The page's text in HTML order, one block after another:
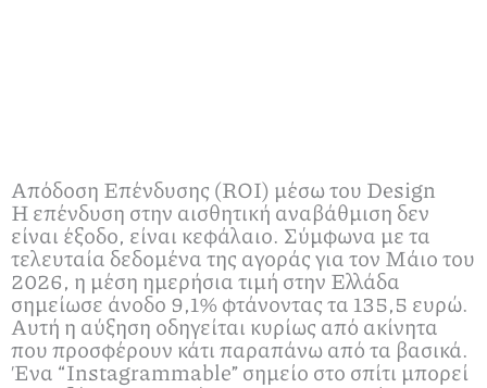
Απόδοση Επένδυσης (ROI) μέσω του Design
Η επένδυση στην αισθητική αναβάθμιση δεν
είναι έξοδο, είναι κεφάλαιο. Σύμφωνα με τα
τελευταία δεδομένα της αγοράς για τον Μάιο του
2026, η μέση ημερήσια τιμή στην Ελλάδα
σημείωσε άνοδο 9,1% φτάνοντας τα 135,5 ευρώ.
Αυτή η αύξηση οδηγείται κυρίως από ακίνητα
που προσφέρουν κάτι παραπάνω από τα βασικά.
Ένα “Instagrammable” σημείο στο σπίτι μπορεί